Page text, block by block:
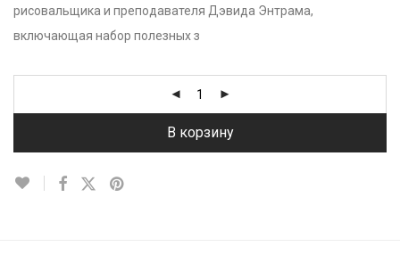
рисовальщика и преподавателя Дэвида Энтрама,
включающая набор полезных з
В корзину